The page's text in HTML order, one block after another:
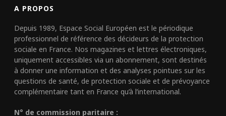
A PROPOS
Depuis 1989, Espace Social Européen est le périodique
professionnel de référence des décideurs de la protection
sociale en France. Nos magazines et lettres électroniques,
uniquement accessibles via un abonnement, sont destinés
à donner une information et des analyses pointues sur les
questions de santé, de protection sociale et de prévoyance
complémentaire tant en France qu’à l’international.
N° de commission paritaire :